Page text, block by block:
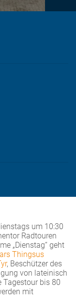
um 10:30
Radtouren
„Dienstag“ geht
Thingsus
, Beschützer des
von lateinisch
Tagestour bis 80
mit